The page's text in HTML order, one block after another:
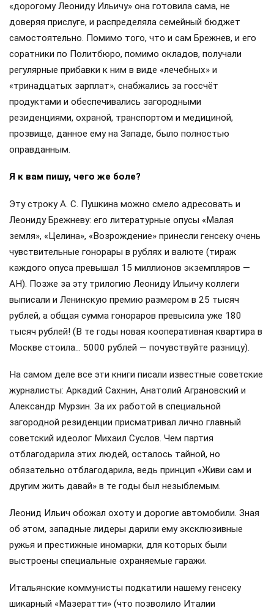
«дорогому Леониду Ильичу» она готовила сама, не
доверяя прислуге, и распределяла семейный бюджет
самостоятельно. Помимо того, что и сам Брежнев, и его
соратники по Политбюро, помимо окладов, получали
регулярные прибавки к ним в виде «лечебных» и
«тринадцатых зарплат», снабжались за госсчёт
продуктами и обеспечивались загородными
резиденциями, охраной, транспортом и медициной,
прозвище, данное ему на Западе, было полностью
оправданным.
Я к вам пишу, чего же боле?
Эту строку А. С. Пушкина можно смело адресовать и
Леониду Брежневу: его литературные опусы «Малая
земля», «Целина», «Возрождение» принесли генсеку очень
чувствительные гонорары в рублях и валюте (тираж
каждого опуса превышал 15 миллионов экземпляров —
АН). Позже за эту трилогию Леониду Ильичу коллеги
выписали и Ленинскую премию размером в 25 тысяч
рублей, а общая сумма гонораров превысила уже 180
тысяч рублей! (В те годы новая кооперативная квартира в
Москве стоила… 5000 рублей — почувствуйте разницу).
На самом деле все эти книги писали известные советские
журналисты: Аркадий Сахнин, Анатолий Аграновский и
Александр Мурзин. За их работой в специальной
загородной резиденции присматривал лично главный
советский идеолог Михаил Суслов. Чем партия
отблагодарила этих людей, осталось тайной, но
обязательно отблагодарила, ведь принцип «Живи сам и
другим жить давай» в те годы был незыблемым.
Леонид Ильич обожал охоту и дорогие автомобили. Зная
об этом, западные лидеры дарили ему эксклюзивные
ружья и престижные иномарки, для которых были
выстроены специальные охраняемые гаражи.
Итальянские коммунисты подкатили нашему генсеку
шикарный «Мазератти» (что позволило Италии